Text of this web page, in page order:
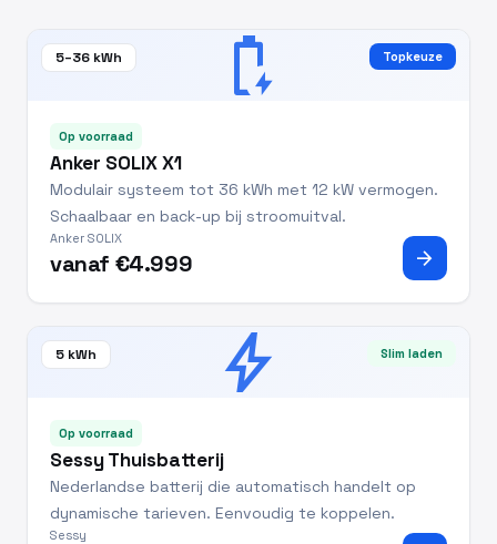
battery_charging_full
5–36 kWh Topkeuze
Op voorraad
Anker SOLIX X1
Modulair systeem tot 36 kWh met 12 kW vermogen.
Schaalbaar en back-up bij stroomuitval.
Anker SOLIX
vanaf €4.999 arrow_forward
bolt
5 kWh Slim laden
Op voorraad
Sessy Thuisbatterij
Nederlandse batterij die automatisch handelt op
dynamische tarieven. Eenvoudig te koppelen.
Sessy